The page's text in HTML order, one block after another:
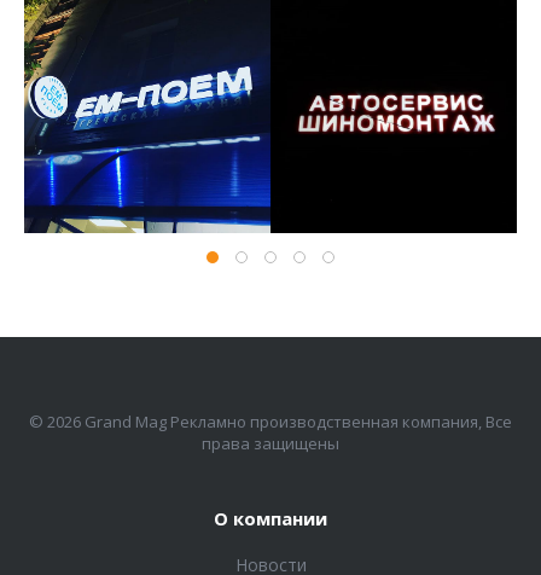
© 2026 Grand Mag Рекламно производственная компания, Все
права защищены
О компании
Новости